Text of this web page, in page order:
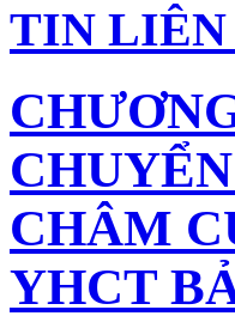
TIN LIÊN
CHÂM
YHCT